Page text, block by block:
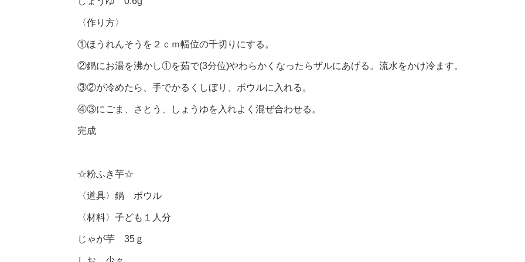
〈作り方〉
①ほうれんそうを２ｃｍ幅位の千切りにする。
②鍋にお湯を沸かし①を茹で(3分位)やわらかくなったらザルにあげる。流水をかけ冷ます。
③②が冷めたら、手でかるくしぼり、ボウルに入れる。
④③にごま、さとう、しょうゆを入れよく混ぜ合わせる。
完成
☆粉ふき芋☆
〈道具〉鍋 ボウル
〈材料〉子ども１人分
じゃが芋 35ｇ